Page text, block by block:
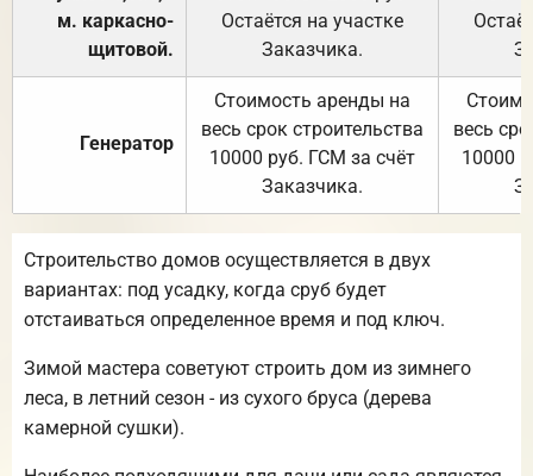
м. каркасно-
щитовой.
Остаётся на участке
Заказчика.
Генератор
Стоимость аренды на
весь срок строительства
10000 руб. ГСМ за счёт
Заказчика.
весь
10000
Строительство домов осуществляется в двух
вариантах: под усадку, когда сруб будет
отстаиваться определенное время и под ключ.
Зимой мастера советуют строить дом из зимнего
леса, в летний сезон - из сухого бруса (дерева
камерной сушки).